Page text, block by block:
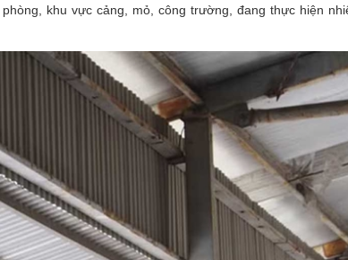
khu vực cảng, mỏ, công trường, đang thực hiện